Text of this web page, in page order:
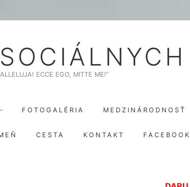
ECCE EGO, MITTE ME!”
FOTOGALÉRIA MEDZINÁRODNOSŤ
CESTA KONTAKT FACEBOOK